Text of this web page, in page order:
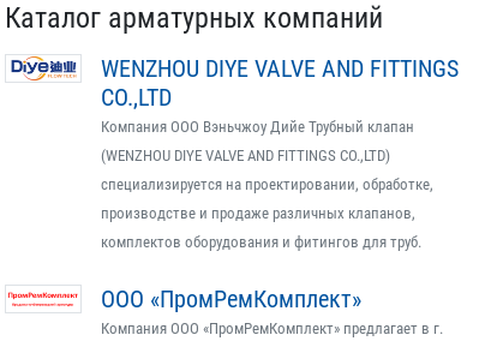
Каталог арматурных компаний
WENZHOU DIYE VALVE AND FITTINGS
CO.,LTD
Компания ООО Вэньчжоу Дийе Трубный клапан
(WENZHOU DIYE VALVE AND FITTINGS CO.,LTD)
специализируется на проектировании, обработке,
производстве и продаже различных клапанов,
комплектов оборудования и фитингов для труб.
ООО «ПромРемКомплект»
Компания ООО «ПромРемКомплект» предлагает в г.